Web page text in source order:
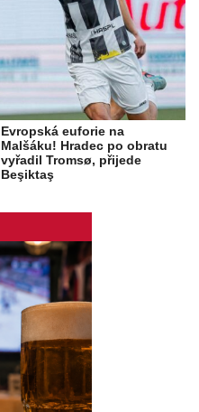
Evropská euforie na
Malšáku! Hradec po obratu
vyřadil Tromsø, přijede
Beşiktaş